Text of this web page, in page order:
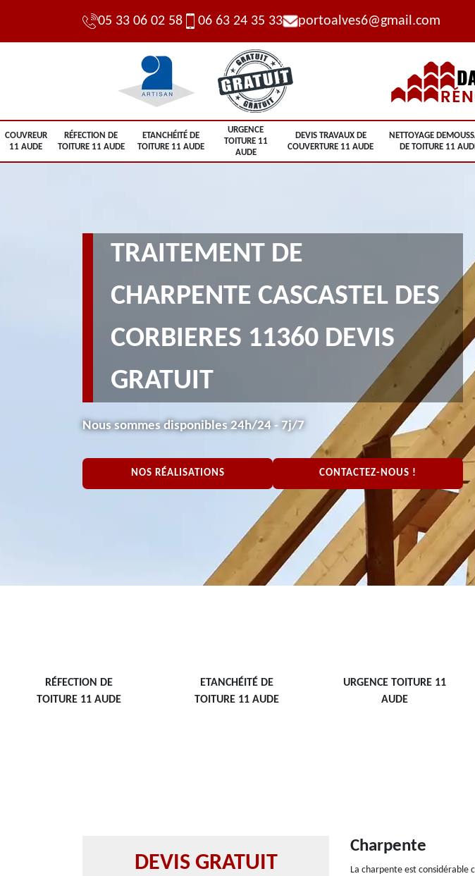
05 33 06 02 58 06 63 24 35 33 portoalves6@gmail.com
COUVREUR
11 AUDE
RÉFECTION DE
TOITURE 11 AUDE
ETANCHÉITÉ DE
TOITURE 11 AUDE
URGENCE
TOITURE 11
AUDE
DEVIS TRAVAUX DE
COUVERTURE 11 AUDE
NETTOYAGE
DE TOITURE 11
TRAITEMENT DE
CHARPENTE CASCASTEL DES
CORBIERES 11360 DEVIS
GRATUIT
Nous sommes disponibles 24h/24 - 7j/7
NOS RÉALISATIONS CONTACTEZ-NOUS !
RÉFECTION DE
TOITURE 11 AUDE
ETANCHÉITÉ DE
TOITURE 11 AUDE
URGENCE TOITURE 11
AUDE
DEVIS GRATUIT
Charpente
La charpente est considérable